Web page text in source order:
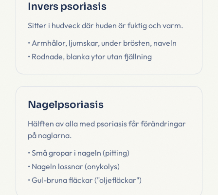
Invers psoriasis
Sitter i hudveck där huden är fuktig och varm.
• Armhålor, ljumskar, under brösten, naveln
• Rodnade, blanka ytor utan fjällning
Nagelpsoriasis
Hälften av alla med psoriasis får förändringar
på naglarna.
• Små gropar i nageln (pitting)
• Nageln lossnar (onykolys)
• Gul-bruna fläckar ("oljefläckar")